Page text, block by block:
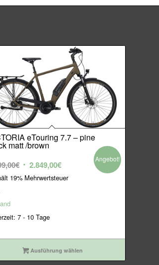
eTouring 7.7 – pine
matt /brown
€ Ursprünglicher
Preis
2.849,00€Aktueller
Preis
19% Mehrwertsteuer
7 - 10 Tage
Angebot!
Ausführung wählen